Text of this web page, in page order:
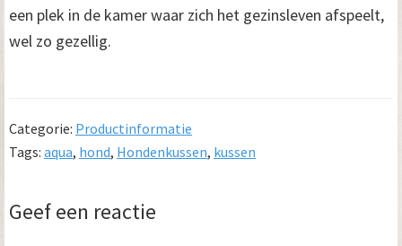
een plek in de kamer waar zich het gezinsleven afspeelt,
wel zo gezellig.
Categorie: Productinformatie
Tags: aqua, hond, Hondenkussen, kussen
Lees
Geef een reactie